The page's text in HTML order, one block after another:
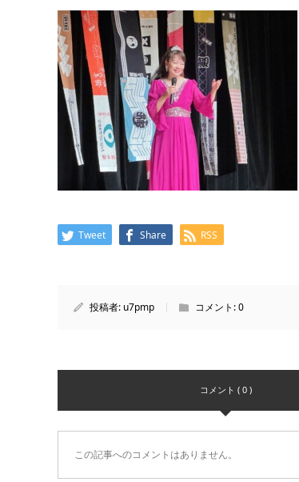
Tweet Share RSS
投稿者: u7pmp コメント:0
コメント ( 0 )
この記事へのコメントはありません。